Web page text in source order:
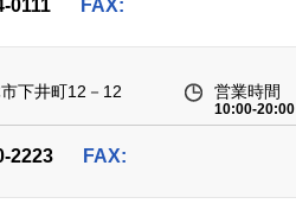
0111 FAX:
下井町12－12 営業時間
10:00-20:00
2223 FAX: